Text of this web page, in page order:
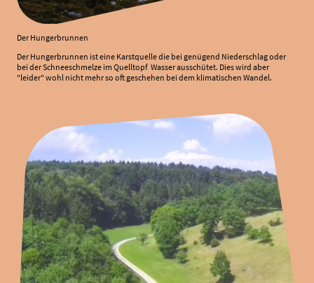
Der Hungerbrunnen
Der Hungerbrunnen ist eine Karstquelle die bei genügend Niederschlag oder
bei der Schneeschmelze im Quelltopf Wasser ausschütet. Dies wird aber
"leider" wohl nicht mehr so oft geschehen bei dem klimatischen Wandel.